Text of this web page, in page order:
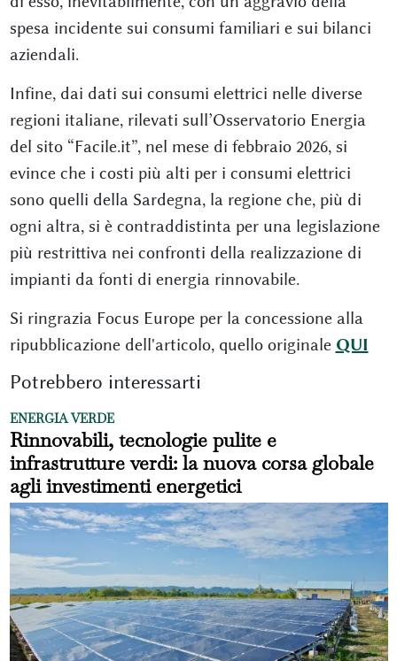
spesa incidente sui consumi familiari e sui bilanci
aziendali.
Infine, dai dati sui consumi elettrici nelle diverse
regioni italiane, rilevati sull’Osservatorio Energia
del sito “Facile.it”, nel mese di febbraio 2026, si
evince che i costi più alti per i consumi elettrici
sono quelli della Sardegna, la regione che, più di
ogni altra, si è contraddistinta per una legislazione
più restrittiva nei confronti della realizzazione di
impianti da fonti di energia rinnovabile.
Si ringrazia Focus Europe per la concessione alla
ripubblicazione dell'articolo, quello originale QUI
Potrebbero interessarti
ENERGIA VERDE
Rinnovabili, tecnologie pulite e
infrastrutture verdi: la nuova corsa globale
agli investimenti energetici